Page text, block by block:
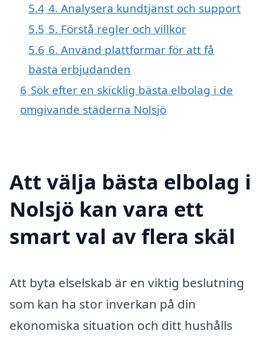
5.4 4. Analysera kundtjänst och support
5.5 5. Förstå regler och villkor
5.6 6. Använd plattformar för att få
bästa erbjudanden
6 Sök efter en skicklig bästa elbolag i de
omgivande städerna Nolsjö
Att välja bästa elbolag i
Nolsjö kan vara ett
smart val av flera skäl
Att byta elselskab är en viktig beslutning
som kan ha stor inverkan på din
ekonomiska situation och ditt hushålls